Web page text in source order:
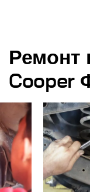
Ремонт
Cooper